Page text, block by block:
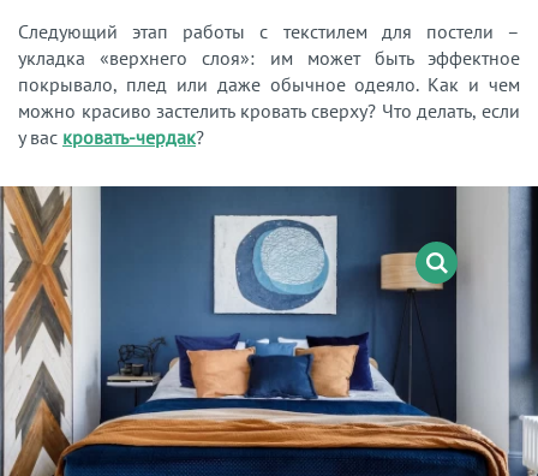
Следующий этап работы с текстилем для постели –
укладка «верхнего слоя»: им может быть эффектное
покрывало, плед или даже обычное одеяло. Как и чем
можно красиво застелить кровать сверху? Что делать, если
у вас кровать-чердак?